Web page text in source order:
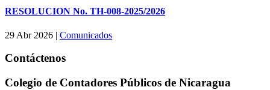
RESOLUCION No. TH-008-2025/2026
29 Abr 2026 | Comunicados
Contáctenos
Colegio de Contadores Públicos de Nicaragua